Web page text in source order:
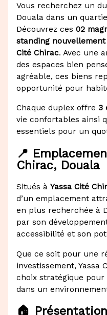
Vous recherchez un
Douala dans un
Découvrez ces 02
standing
Cité Chirac. Avec une
des espaces bien
agréable, ces biens
opportunité pour
Chaque duplex offre 3
vie confortables ainsi
essentiels pour un
📍
Chirac, Douala
Situés à Yassa Cité
d’un emplacement
en plus recherchée à
par son
accessibilité et son
Que ce soit pour une
investissement, Yassa
choix stratégique
dans un
🏠